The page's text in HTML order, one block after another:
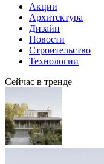
Акции
Архитектура
Дизайн
Новости
Строительство
Технологии
Сейчас в тренде